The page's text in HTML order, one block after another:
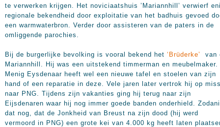
te verwerken krijgen. Het noviciaatshuis ’Mariannhill’ verwierf
regionale bekendheid door exploitatie van het badhuis gevoed
een warmwaterbron. Verder door assisteren van de paters in de
omliggende parochies.
Bij de burgerlijke bevolking is vooral bekend het ‘Brüderke’
van
Mariannhill. Hij was een uitstekend timmerman en meubelmaker.
Menig Eysdenaar heeft wel een nieuwe tafel en stoelen van zijn
hand of een reparatie in deze. Vele jaren later vertrok hij op
naar PNG. Tijdens zijn vakanties ging hij terug naar zijn
Eijsdenaren waar hij nog immer goede banden onderhield.
dat nog, dat de Jonkheid van Breust na zijn dood (hij werd
vermoord in PNG) een grote kei van 4.000 kg heeft laten